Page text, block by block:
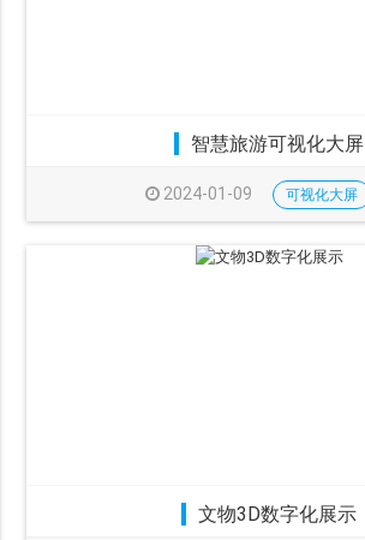
智慧旅游可视化大屏
2024-01-09 可视化大屏
文物3D数字化展示